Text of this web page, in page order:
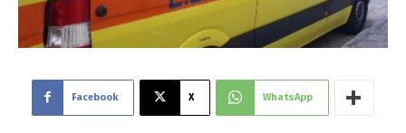
Facebook X WhatsApp